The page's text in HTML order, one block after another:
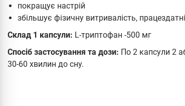
покращує настрій
збільшує фізичну витривалість,
Склад 1 капсули: L-триптофан -500 мг
Спосіб застосування та дози: По 2 капсули 2
30-60 хвилин до сну.